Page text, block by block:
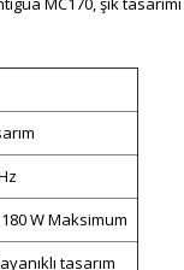
W Maksimum
tasarım